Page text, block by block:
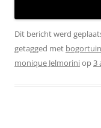
Dit bericht werd
getagged met bogortuin
monique Jelmoriniop3